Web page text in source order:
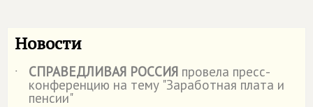
Новости
˙ СПРАВЕДЛИВАЯ РОССИЯ провела пресс-
конференцию на тему "Заработная плата и
пенсии"